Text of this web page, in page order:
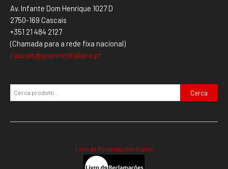
Av. Infante Dom Henrique 1027 D
2750-169 Cascais
+351 21 484 2127
(Chamada para a rede fixa nacional)
cascais@gourmetitaliano.pt
Cerca
Livro de Reclamações Digital